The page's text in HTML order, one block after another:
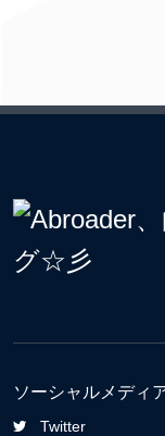
ソーシャルメディ
Twitter